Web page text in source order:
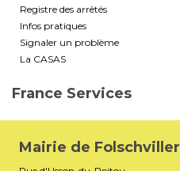
Registre des arrêtés
Infos pratiques
Signaler un problème
La CASAS
France Services
Mairie de Folschviller